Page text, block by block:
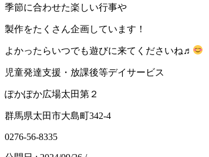
季節に合わせた楽しい行事や
製作をたくさん企画しています！
よかったらいつでも遊びに来てくださいね♬
児童発達支援・放課後等デイサービス
ぽかぽか広場太田第２
群馬県太田市大島町342-4
0276-56‐8335